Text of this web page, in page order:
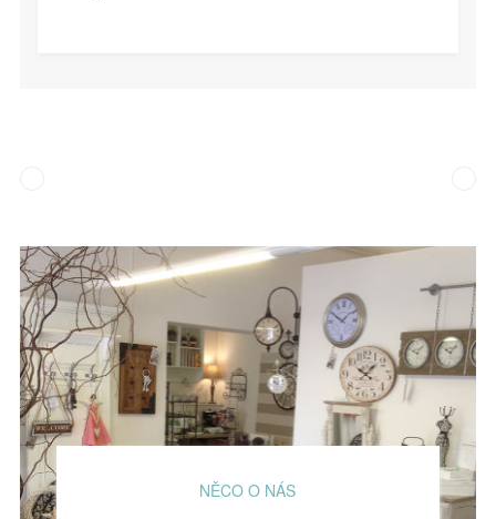
NĚCO O NÁS